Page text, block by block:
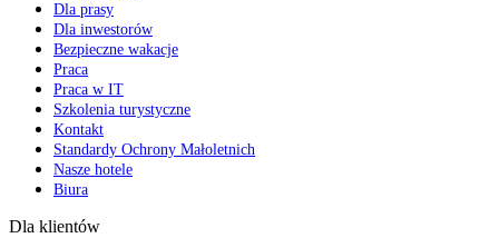
Dla prasy
Dla inwestorów
Bezpieczne wakacje
Praca
Praca w IT
Szkolenia turystyczne
Kontakt
Standardy Ochrony Małoletnich
Nasze hotele
Biura
Dla klientów